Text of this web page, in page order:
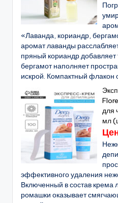
«Лаванда, кориандр,
аромат лаванды
пряный кориандр
бергамот наполняет
искрой. Компактный флакон
для
мл
эффективного удаления
Включенный в состав крема
ромашки оказывает